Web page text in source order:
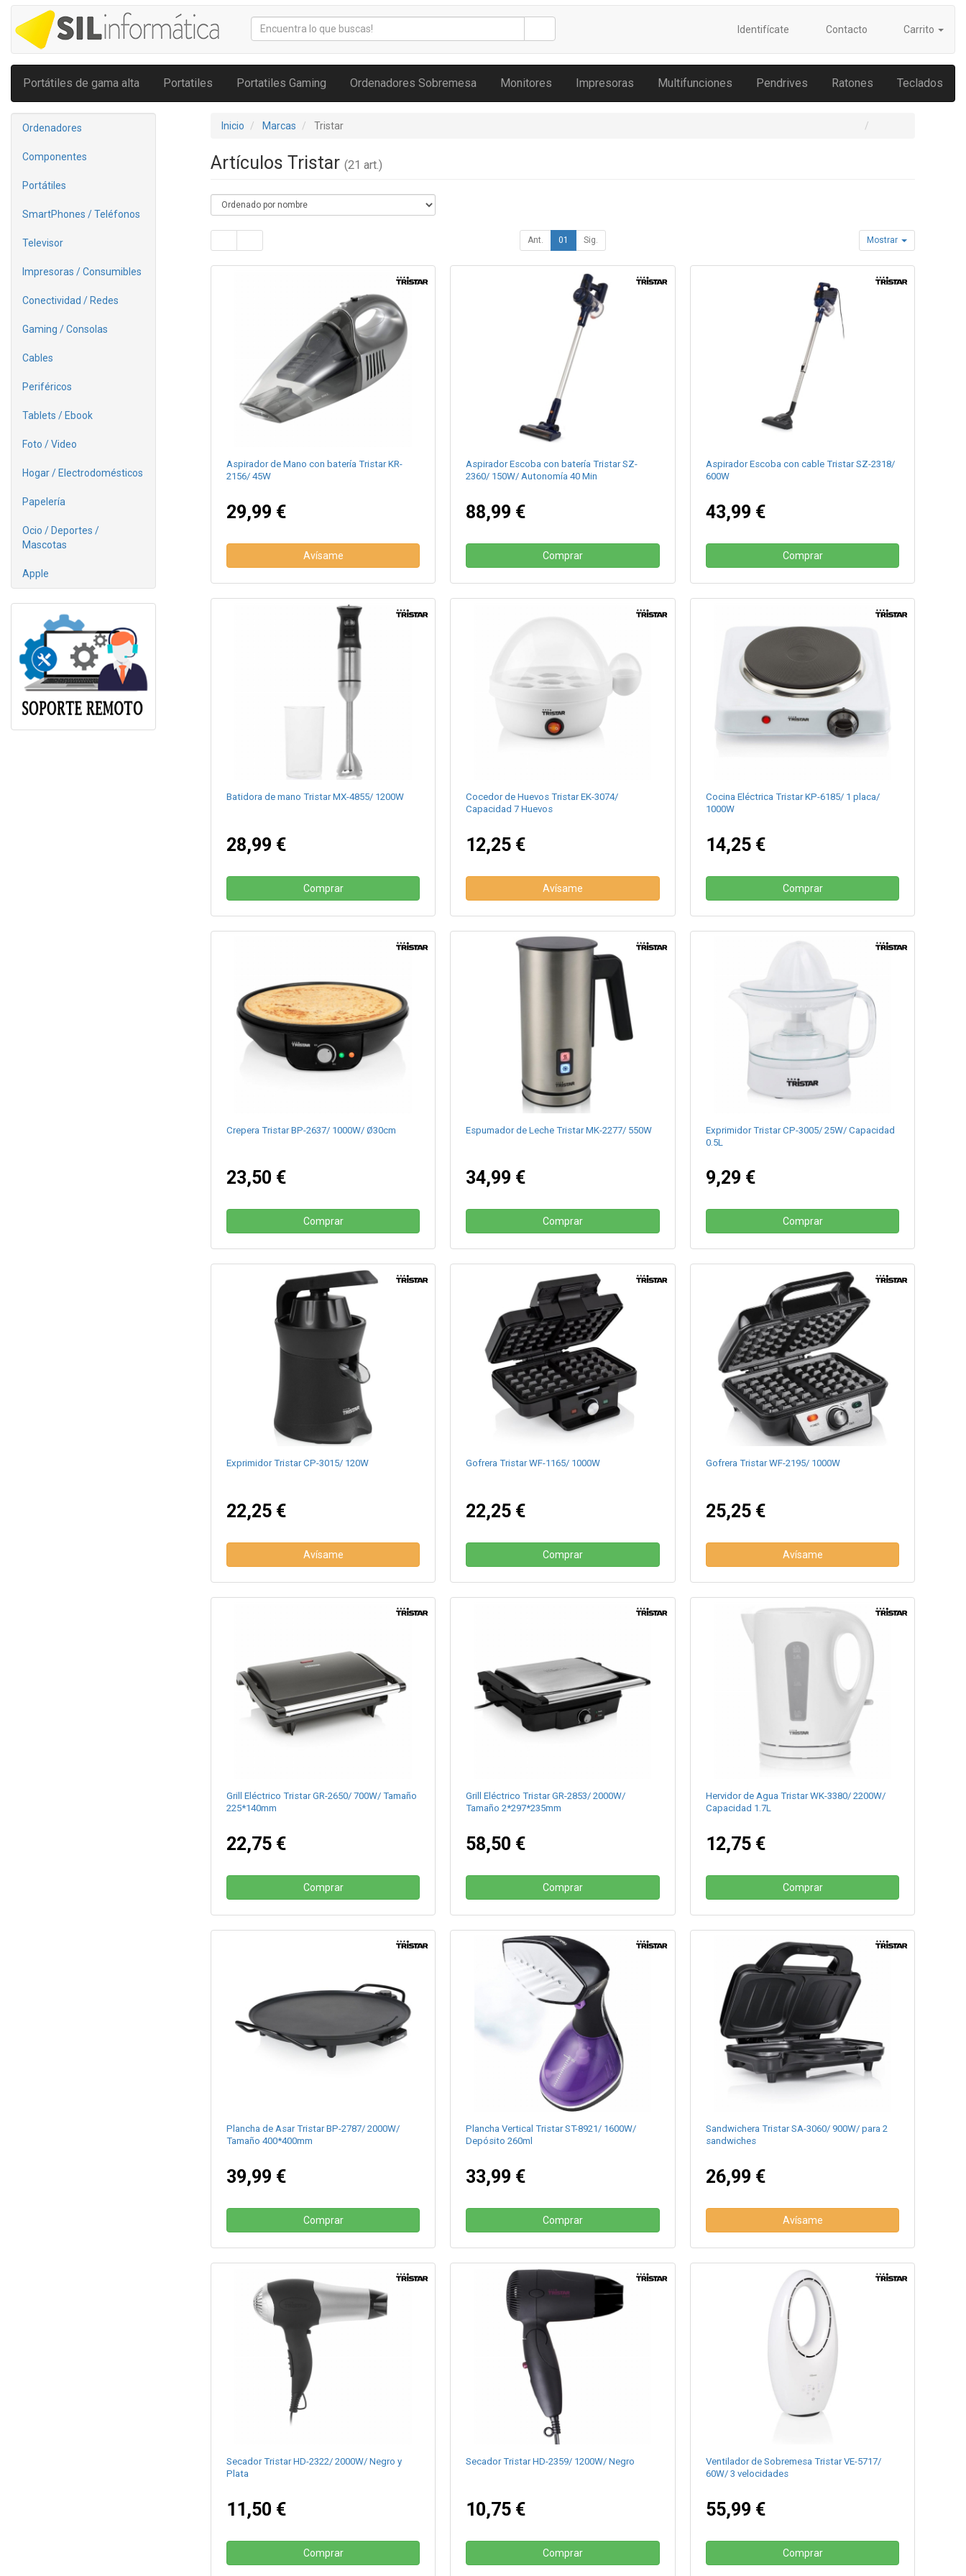
Identifícate Contacto Carrito
Portátiles de gama alta Portatiles Portatiles Gaming Ordenadores Sobremesa Monitores Impresoras Multifunciones Pendrives Ratones Teclados
Ordenadores
Componentes
Portátiles
SmartPhones / Teléfonos
Televisor
Impresoras / Consumibles
Conectividad / Redes
Gaming / Consolas
Cables
Periféricos
Tablets / Ebook
Foto / Video
Hogar / Electrodomésticos
Papelería
Ocio / Deportes /
Mascotas
Apple
Inicio Marcas Tristar
Artículos Tristar (21 art.)
Ant. 01 Sig. Mostrar
Aspirador de Mano con batería Tristar KR-
2156/ 45W
29,99 €
Avísame
Aspirador Escoba con batería Tristar SZ-
2360/ 150W/ Autonomía 40 Min
88,99 €
Comprar
Aspirador Escoba con cable Tristar SZ-2318/
600W
43,99 €
Comprar
Batidora de mano Tristar MX-4855/ 1200W
28,99 €
Comprar
Cocedor de Huevos Tristar EK-3074/
Capacidad 7 Huevos
12,25 €
Avísame
Cocina Eléctrica Tristar KP-6185/ 1 placa/
1000W
14,25 €
Comprar
Crepera Tristar BP-2637/ 1000W/ Ø30cm
23,50 €
Comprar
Espumador de Leche Tristar MK-2277/ 550W
34,99 €
Comprar
Exprimidor Tristar CP-3005/ 25W/ Capacidad
0.5L
9,29 €
Comprar
Exprimidor Tristar CP-3015/ 120W
22,25 €
Avísame
Gofrera Tristar WF-1165/ 1000W
22,25 €
Comprar
Gofrera Tristar WF-2195/ 1000W
25,25 €
Avísame
Grill Eléctrico Tristar GR-2650/ 700W/ Tamaño
225*140mm
22,75 €
Comprar
Grill Eléctrico Tristar GR-2853/ 2000W/
Tamaño 2*297*235mm
58,50 €
Comprar
Hervidor de Agua Tristar WK-3380/ 2200W/
Capacidad 1.7L
12,75 €
Comprar
Plancha de Asar Tristar BP-2787/ 2000W/
Tamaño 400*400mm
39,99 €
Comprar
Plancha Vertical Tristar ST-8921/ 1600W/
Depósito 260ml
33,99 €
Comprar
Sandwichera Tristar SA-3060/ 900W/ para 2
sandwiches
26,99 €
Avísame
Secador Tristar HD-2322/ 2000W/ Negro y
Plata
11,50 €
Comprar
Secador Tristar HD-2359/ 1200W/ Negro
10,75 €
Comprar
Ventilador de Sobremesa Tristar VE-5717/
60W/ 3 velocidades
55,99 €
Comprar